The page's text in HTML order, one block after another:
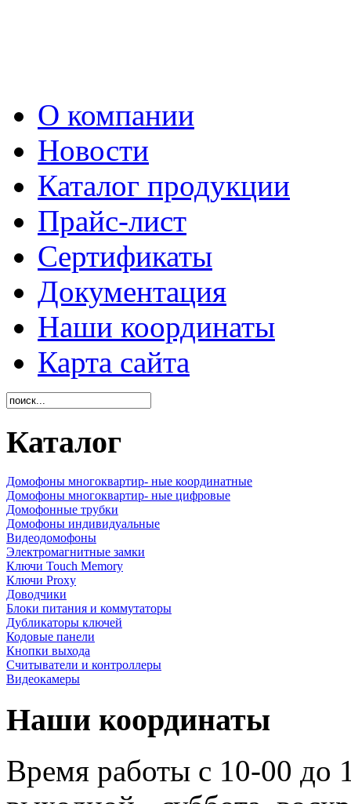
О компании
Новости
Каталог продукции
Прайс-лист
Сертификаты
Документация
Наши координаты
Карта сайта
Каталог
Домофоны многоквартир- ные координатные
Домофоны многоквартир- ные цифровые
Домофонные трубки
Домофоны индивидуальные
Видеодомофоны
Электромагнитные замки
Ключи Touch Memory
Ключи Proxy
Доводчики
Блоки питания и коммутаторы
Дубликаторы ключей
Кодовые панели
Кнопки выхода
Считыватели и контроллеры
Видеокамеры
Наши координаты
Время работы с 10-00 до